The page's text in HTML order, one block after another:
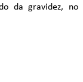
da gravidez, no